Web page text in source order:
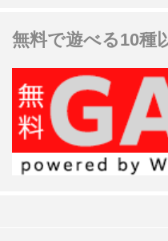
無料で遊べる10種